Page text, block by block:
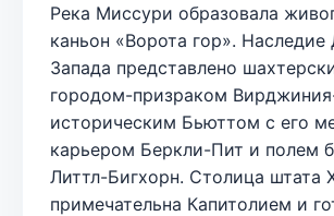
Река Миссури образовала
каньон «Ворота гор». Наследие
Запада представлено
городом-призраком
историческим Бьюттом с его
карьером Беркли-Пит и полем
Литтл-Бигхорн. Столица штата
примечательна Капитолием и